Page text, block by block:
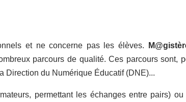
et ne concerne pas les élèves.
parcours de qualité. Ces parcours sont,
Direction du Numérique Éducatif (DNE)...
permettant les échanges entre pairs) ou